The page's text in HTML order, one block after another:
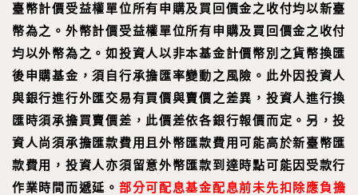
臺幣計價受益權單位所有申購及買回價金之收付均以新臺
幣為之。外幣計價受益權單位所有申購及買回價金之收付
均以外幣為之。如投資人以非本基金計價幣別之貨幣換匯
後申購基金，須自行承擔匯率變動之風險。此外因投資人
與銀行進行外匯交易有買價與賣價之差異，投資人進行換
匯時須承擔買賣價差，此價差依各銀行報價而定。另，投
資人尚須承擔匯款費用且外幣匯款費用可能高於新臺幣匯
款費用，投資人亦須留意外幣匯款到達時點可能因受款行
作業時間而遞延。 部分可配息基金配息前未先扣除應負擔